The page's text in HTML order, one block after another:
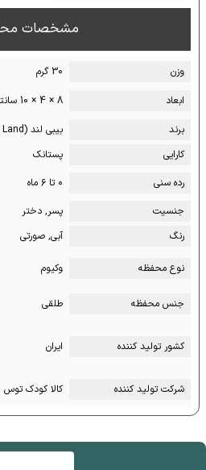
مشخصات
وزن
30 گرم
ابعاد
8 × 4 × 10 سانتیمتر
برند
بیبی لند (Baby Land)
کارایی
پستانک
رده سنی
۰ تا ۶ ماه
جنسیت
پسر, دختر
رنگ
آبی, صورتی
نوع محفظه وکیوم
جنس محفظه طلقی
کشور تولید کننده ایران
شرکت تولید کننده کالا کودک توس